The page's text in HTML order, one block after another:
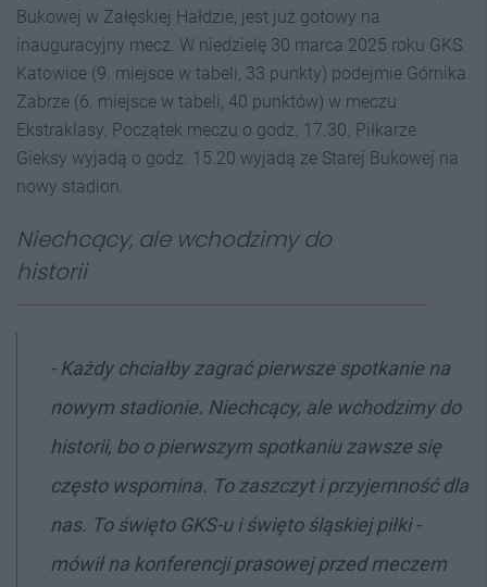
Bukowej w Załęskiej Hałdzie, jest już gotowy na
inauguracyjny mecz. W niedzielę 30 marca 2025 roku GKS
Katowice (9. miejsce w tabeli, 33 punkty) podejmie Górnika
Zabrze (6. miejsce w tabeli, 40 punktów) w meczu
Ekstraklasy. Początek meczu o godz. 17.30. Piłkarze
Gieksy wyjadą o godz. 15.20 wyjadą ze Starej Bukowej na
nowy stadion.
Niechcący, ale wchodzimy do
historii
- Każdy chciałby zagrać pierwsze spotkanie na
nowym stadionie. Niechcący, ale wchodzimy do
historii, bo o pierwszym spotkaniu zawsze się
często wspomina. To zaszczyt i przyjemność dla
nas. To święto GKS-u i święto śląskiej piłki -
mówił na konferencji prasowej przed meczem